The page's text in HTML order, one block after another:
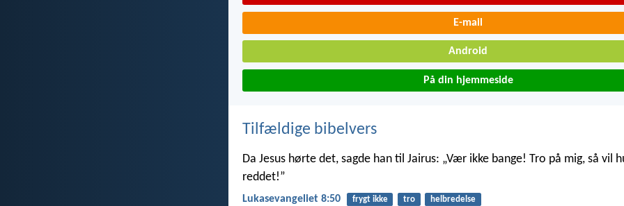
E-mail
Android
På din hjemmeside
Tilfældige bibelvers
Da Jesus hørte det, sagde han til Jairus: „Vær ikke bange! Tro på mig, så vil
reddet!”
Lukasevangeliet 8:50 frygt ikke tro helbredelse